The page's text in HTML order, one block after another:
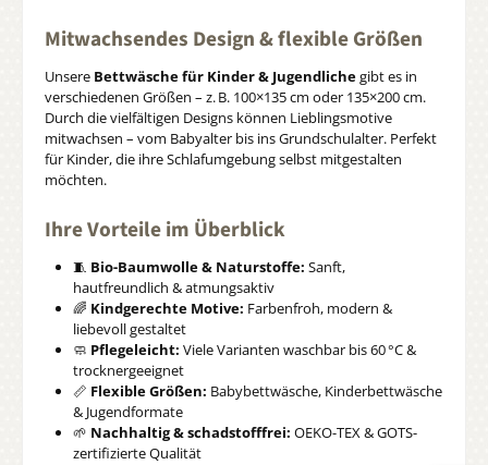
Mitwachsendes Design & flexible Größen
Unsere Bettwäsche für Kinder & Jugendlichegibt es in
verschiedenen Größen – z. B. 100×135 cm oder 135×200 cm.
Durch die vielfältigen Designs können Lieblingsmotive
mitwachsen – vom Babyalter bis ins Grundschulalter. Perfekt
für Kinder, die ihre Schlafumgebung selbst mitgestalten
möchten.
Ihre Vorteile im Überblick
🧵 Bio-Baumwolle & Naturstoffe: Sanft,
hautfreundlich & atmungsaktiv
🌈 Kindgerechte Motive: Farbenfroh, modern &
liebevoll gestaltet
🧼 Pflegeleicht: Viele Varianten waschbar bis 60 °C &
trocknergeeignet
📏 Flexible Größen: Babybettwäsche, Kinderbettwäsche
& Jugendformate
🌱 Nachhaltig & schadstofffrei: OEKO-TEX & GOTS-
zertifizierte Qualität